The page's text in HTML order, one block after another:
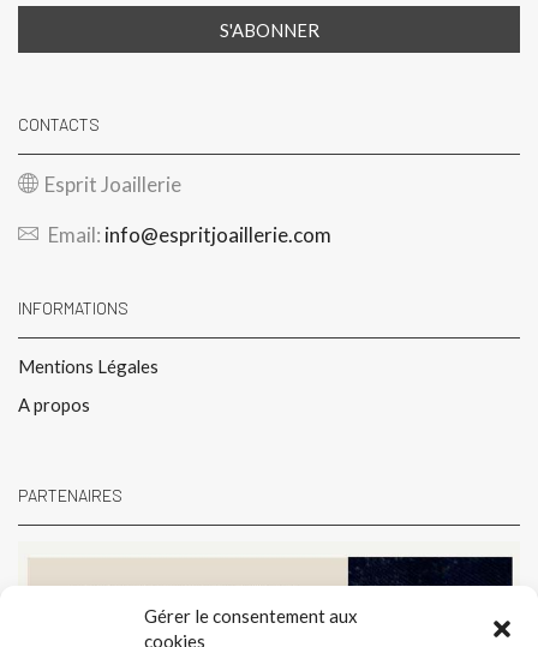
Gérer le consentement aux
cookies
CONTACTS
Esprit Joaillerie
Email: info@espritjoaillerie.com
INFORMATIONS
Mentions Légales
A propos
PARTENAIRES